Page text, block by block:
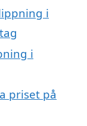
i
i
priset på